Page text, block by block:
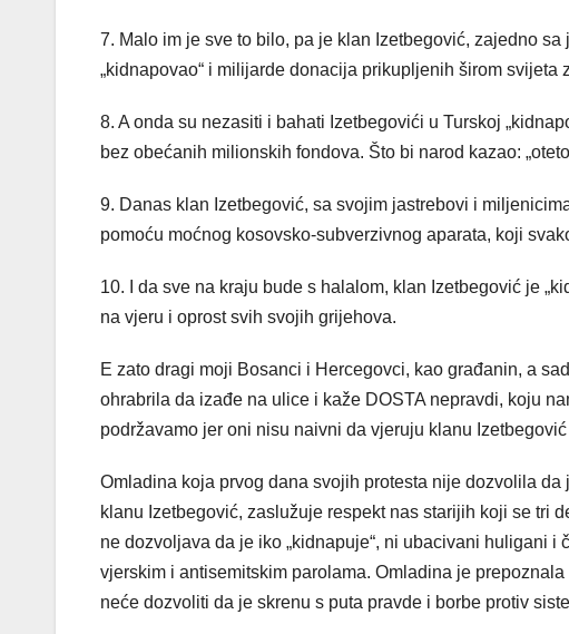
7. Malo im je sve to bilo, pa je klan Izetbegović, zajedno
„kidnapovao“ i milijarde donacija prikupljenih širom svijeta
8. A onda su nezasiti i bahati Izetbegovići u Turskoj
bez obećanih milionskih fondova. Što bi narod kazao:
9. Danas klan Izetbegović, sa svojim jastrebovi i
pomoću moćnog kosovsko-subverzivnog aparata, koji
10. I da sve na kraju bude s halalom, klan Izetbegović je
na vjeru i oprost svih svojih grijehova.
E zato dragi moji Bosanci i Hercegovci, kao građanin, a
ohrabrila da izađe na ulice i kaže DOSTA nepravdi, koju
podržavamo jer oni nisu naivni da vjeruju klanu
Omladina koja prvog dana svojih protesta nije dozvolila da
klanu Izetbegović, zaslužuje respekt nas starijih koji se tri
ne dozvoljava da je iko „kidnapuje“, ni ubacivani huligani
vjerskim i antisemitskim parolama. Omladina je
neće dozvoliti da je skrenu s puta pravde i borbe protiv